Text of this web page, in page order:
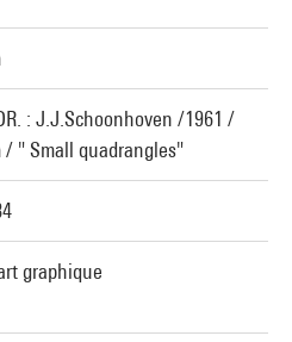
: J.J.Schoonhoven /1961 /
/ " Small quadrangles"
graphique